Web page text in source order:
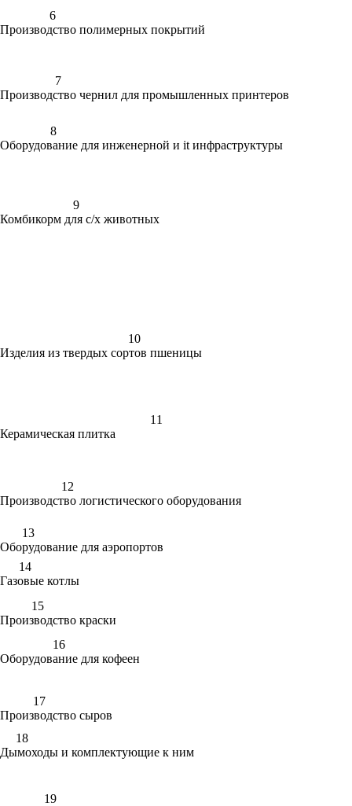
6
Производство полимерных покрытий
7
Производство чернил для промышленных принтеров
8
Оборудование для инженерной и it инфраструктуры
9
Комбикорм для с/х животных
10
Изделия из твердых сортов пшеницы
11
Керамическая плитка
12
Производство логистического оборудования
13
Оборудование для аэропортов
14
Газовые котлы
15
Производство краски
16
Оборудование для кофеен
17
Производство сыров
18
Дымоходы и комплектующие к ним
19